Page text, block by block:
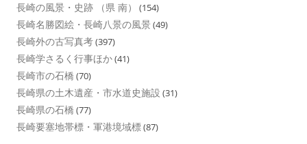
長崎の風景・史跡 （県 南） (154)
長崎名勝図絵・長崎八景の風景 (49)
長崎外の古写真考(397)
長崎学さるく行事ほか(41)
長崎市の石橋 (70)
長崎県の土木遺産・市水道史施設 (31)
長崎県の石橋 (77)
長崎要塞地帯標・軍港境域標(87)